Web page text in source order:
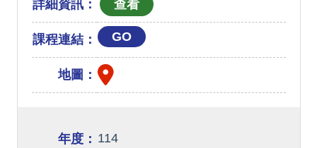
詳細資訊：
課程連結： GO
地圖：
年度： 114